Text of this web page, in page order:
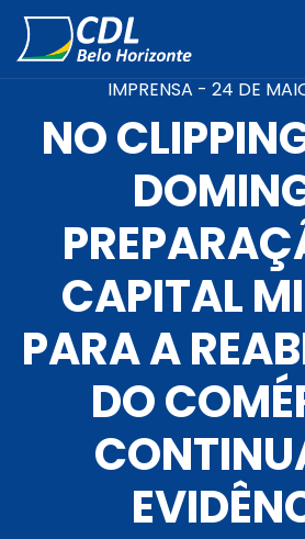
IMPRENSA - 24 DE
NO
CAPITAL
PARA A
DO